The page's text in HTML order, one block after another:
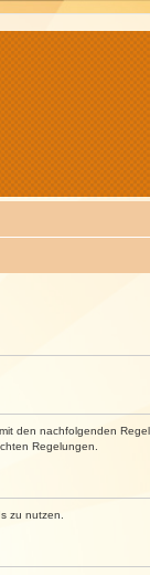
den nachfolgenden
Regelungen.
zu nutzen.